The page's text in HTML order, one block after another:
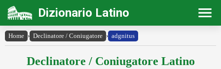
Dizionario Latino
Home › Declinatore / Coniugatore › adgnitus
Declinatore / Coniugatore Latino